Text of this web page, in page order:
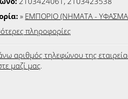
» ΕΜΠΟΡΙΟ (ΝΗΜΑΤΑ -
πληροφορίες
αριθμός τηλεφώνου της
μαζί μας.